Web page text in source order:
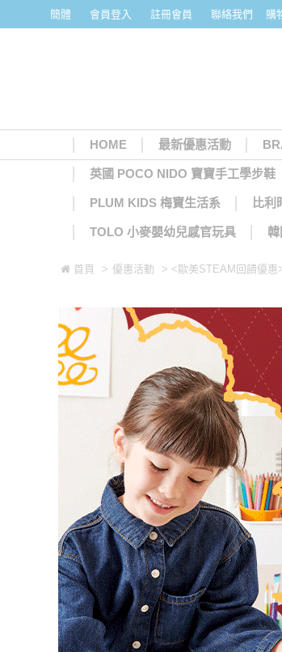
簡體 會員登入 註冊會員 聯絡我們 購
HOME 最新優惠活動
英國 POCO NIDO 寶寶手工學步鞋
PLUM KIDS 梅寶生活系 比利
TOLO 小麥嬰幼兒感官玩具 韓
首頁 > 優惠活動 > <歐美STEAM回饋優